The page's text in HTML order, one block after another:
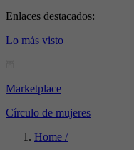
Enlaces destacados:
Lo más visto
Marketplace
Círculo de mujeres
Home /